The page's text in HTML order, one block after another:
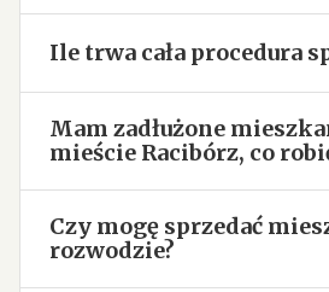
Ile trwa cała procedura
Mam zadłużone
mieście Racibórz, co
Czy mogę sprzedać
rozwodzie?